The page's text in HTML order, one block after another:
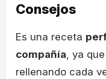
Consejos
Es una receta
compañía, ya
rellenando cada